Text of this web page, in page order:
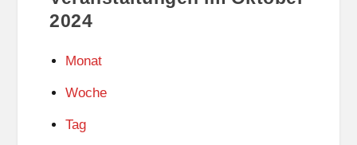
2024
Monat
Woche
Tag